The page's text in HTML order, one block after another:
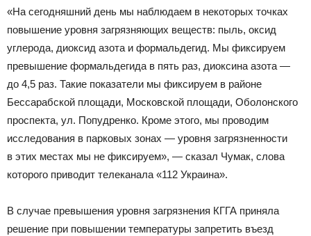
«На сегодняшний день мы наблюдаем в некоторых точках
повышение уровня загрязняющих веществ: пыль, оксид
углерода, диоксид азота и формальдегид. Мы фиксируем
превышение формальдегида в пять раз, диоксина азота —
до 4,5 раз. Такие показатели мы фиксируем в районе
Бессарабской площади, Московской площади, Оболонского
проспекта, ул. Попудренко. Кроме этого, мы проводим
исследования в парковых зонах — уровня загрязненности
в этих местах мы не фиксируем», — сказал Чумак, слова
которого приводит телеканала «112 Украина».
В случае превышения уровня загрязнения КГГА приняла
решение при повышении температуры запретить въезд